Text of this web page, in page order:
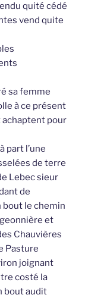
quité cédé
vend quite
sa femme
à ce présent
pour
part l’une
de terre
Lebec sieur
de
bout le chemin
et
Chauvières
Pasture
joignant
costé la
bout audit